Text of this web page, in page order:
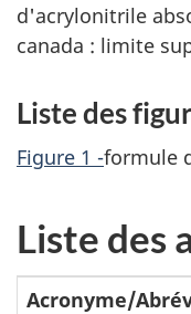
d'acrylonitrile
canada : limite
Liste des
Figure 1 -formule
Liste des
Acronyme/